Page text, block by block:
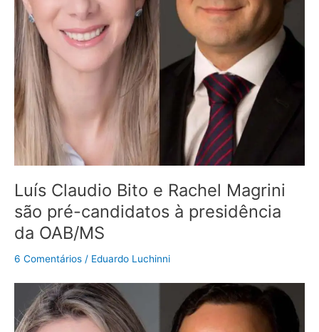
Luís Claudio Bito e Rachel Magrini
são pré-candidatos à presidência
da OAB/MS
6 Comentários / Eduardo Luchinni
candidatos
à
presidência
da
OAB/MS